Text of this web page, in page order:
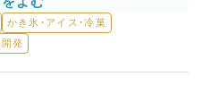
の仕込み～製造
の製造業務
て製造に携わっていただきま
かき氷・アイス・冷菓
発